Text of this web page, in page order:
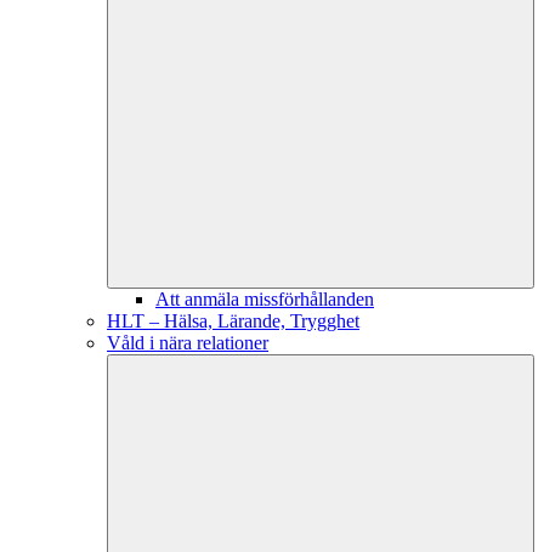
Att anmäla missförhållanden
HLT – Hälsa, Lärande, Trygghet
Våld i nära relationer